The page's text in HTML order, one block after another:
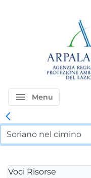
menu Menu
Voci Risorse